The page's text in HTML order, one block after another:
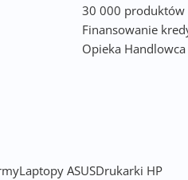
30 000 produktów
Finansowanie
Opieka Handlowca
Laptopy ASUSDrukarki HP